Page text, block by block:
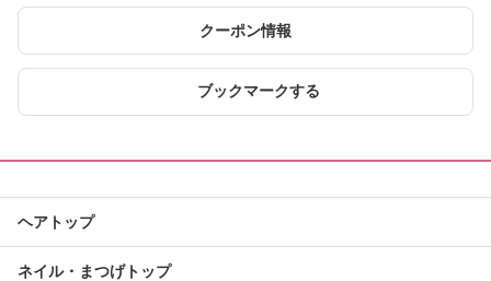
クーポン情報
ブックマークする
ヘアトップ
ネイル・まつげトップ